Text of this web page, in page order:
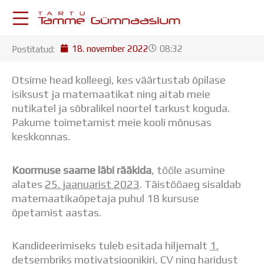
KESKKONNAD
Postkast
Drive
Tamme TV
ÕPPETÖÖ
Tunniplaan
Aastaplaan
Õppekava
Huviringid
Õpilastööd (UPT)
Postitatud: 18. november 2022 08:32
Otsime head kolleegi, kes väärtustab õpilase
isiksust ja matemaatikat ning aitab meie
nutikatel ja sõbralikel noortel tarkust koguda.
Pakume toimetamist meie kooli mõnusas
keskkonnas.
Koormuse saame läbi rääkida, tööle asumine
alates 25. jaanuarist 2023. Täistööaeg sisaldab
matemaatikaõpetaja puhul 18 kursuse
õpetamist aastas.
Kandideerimiseks tuleb esitada hiljemalt 1.
detsembriks motivatsioonikiri, CV ning haridust